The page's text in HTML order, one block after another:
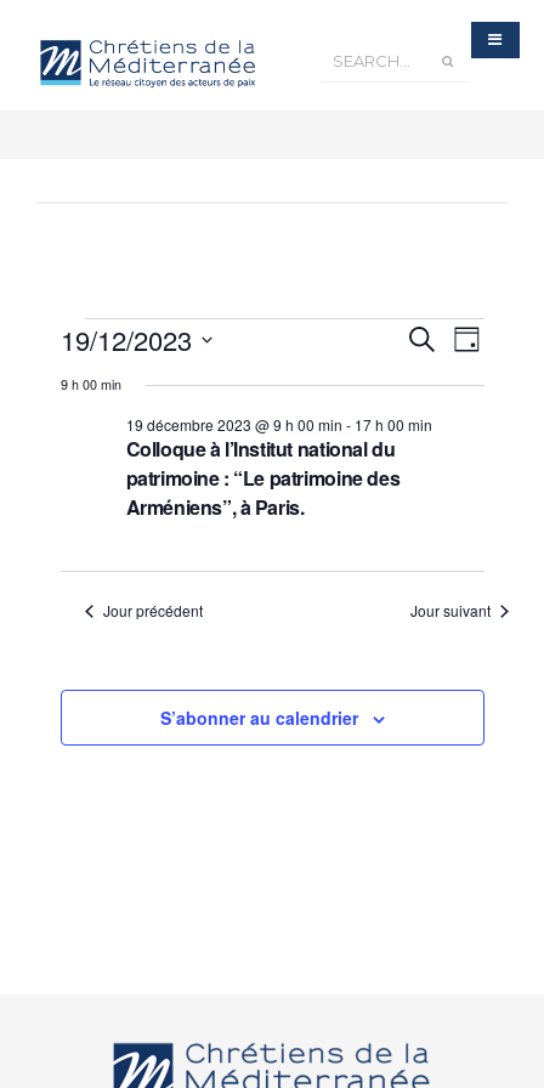
Recherche
et
navigation
Évènements
Recherche
de
vues
Jour
19/12/2023
une
9 h 00 min
Colloque à l’Institut national du
patrimoine : “Le patrimoine des
Arméniens”, à Paris.
19 décembre 2023 @ 9 h 00 min - 17 h 00 min
Jour précédent Jour suivant
S’abonner au calendrier